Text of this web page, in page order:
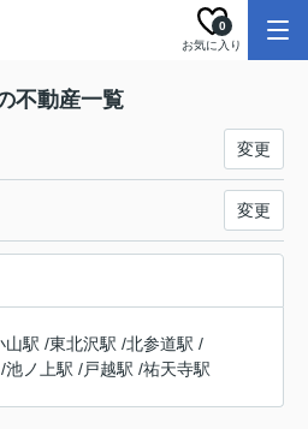
お気に入り
0
不動産一覧
変更
変更
山駅 /東北沢駅 /北参道駅 /
/池ノ上駅 /戸越駅 /祐天寺駅